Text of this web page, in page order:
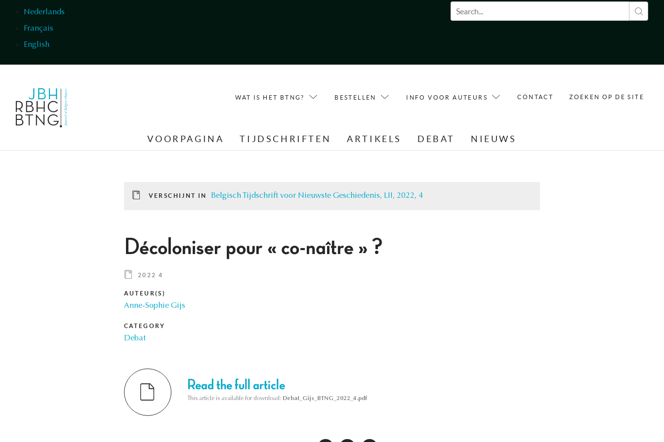
Nederlands
Français
English
Zoekveld
WAT IS HET BTNG? BESTELLEN INFO VOOR AUTEURS CONTACT ZOEKEN OP DE SITE
VOORPAGINA TIJDSCHRIFTEN ARTIKELS DEBAT NIEUWS
VERSCHIJNT IN Belgisch Tijdschrift voor Nieuwste Geschiedenis, LII, 2022, 4
Décoloniser pour « co-naître » ?
2022 4
AUTEUR(S)
Anne-Sophie Gijs
CATEGORY
Debat
Read the full article
This article is available for download: Debat_Gijs_BTNG_2022_4.pdf